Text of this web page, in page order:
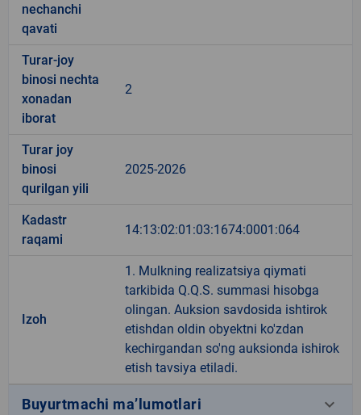
nechanchi
qavati
Turar-joy
binosi nechta
xonadan
iborat
2
Turar joy
binosi
qurilgan yili
2025-2026
Kadastr
raqami
14:13:02:01:03:1674:0001:064
Izoh
1. Mulkning realizatsiya qiymati
tarkibida Q.Q.S. summasi hisobga
olingan. Auksion savdosida ishtirok
etishdan oldin obyektni ko'zdan
kechirgandan so'ng auksionda ishirok
etish tavsiya etiladi.
Buyurtmachi ma’lumotlari keyboard_arrow_down